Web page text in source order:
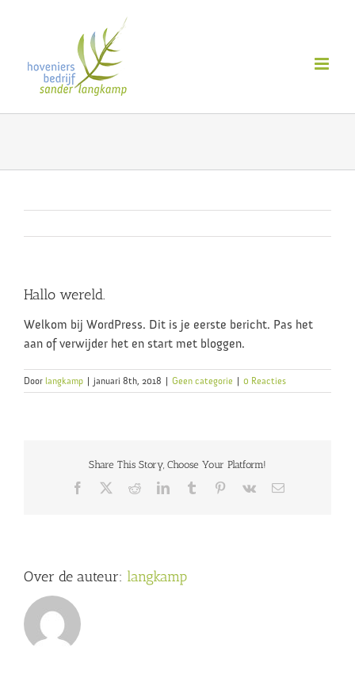
Hallo wereld.
Welkom bij WordPress. Dit is je eerste bericht. Pas het
aan of verwijder het en start met bloggen.
Door langkamp januari 8th, 2018 Geen categorie 0 Reacties
Share This Story, Choose Your Platform!
Facebook RedditLinkedInTumblr Pinterest
Vk
E-
Over de auteur: langkamp